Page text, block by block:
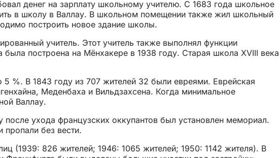
денег на зарплату школьному учителю. С 1683 года школьное
в школу в Валлау. В школьном помещении также жил школьный
построить новое здание школы.
учитель. Этот учитель также выполнял функции
построена на Мёнхакере в 1938 году. Старая школа XVIII века
%. В 1843 году из 707 жителей 32 были евреями. Еврейская
Меденбаха и Вильдзахсена. Когда минимальное
Валлау.
ухода французских оккупантов был установлен мемориал.
без вести.
(1939: 826 жителей; 1946: 1065 жителей; 1950: 1142 жителя). В